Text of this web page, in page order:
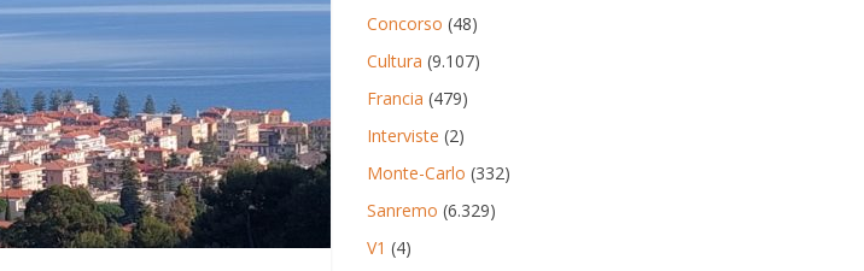
Concorso (48)
Cultura (9.107)
Francia (479)
Interviste (2)
Monte-Carlo (332)
Sanremo (6.329)
V1 (4)